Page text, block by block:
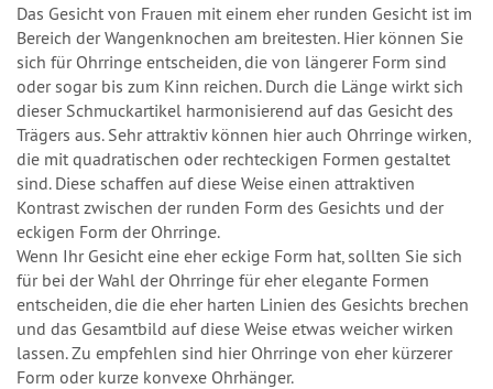
Das Gesicht von Frauen mit einem eher runden Gesicht ist im
Bereich der Wangenknochen am breitesten. Hier können Sie
sich für Ohrringe entscheiden, die von längerer Form sind
oder sogar bis zum Kinn reichen. Durch die Länge wirkt sich
dieser Schmuckartikel harmonisierend auf das Gesicht des
Trägers aus. Sehr attraktiv können hier auch Ohrringe wirken,
die mit quadratischen oder rechteckigen Formen gestaltet
sind. Diese schaffen auf diese Weise einen attraktiven
Kontrast zwischen der runden Form des Gesichts und der
eckigen Form der Ohrringe.
Wenn Ihr Gesicht eine eher eckige Form hat, sollten Sie sich
für bei der Wahl der Ohrringe für eher elegante Formen
entscheiden, die die eher harten Linien des Gesichts brechen
und das Gesamtbild auf diese Weise etwas weicher wirken
lassen. Zu empfehlen sind hier Ohrringe von eher kürzerer
Form oder kurze konvexe Ohrhänger.